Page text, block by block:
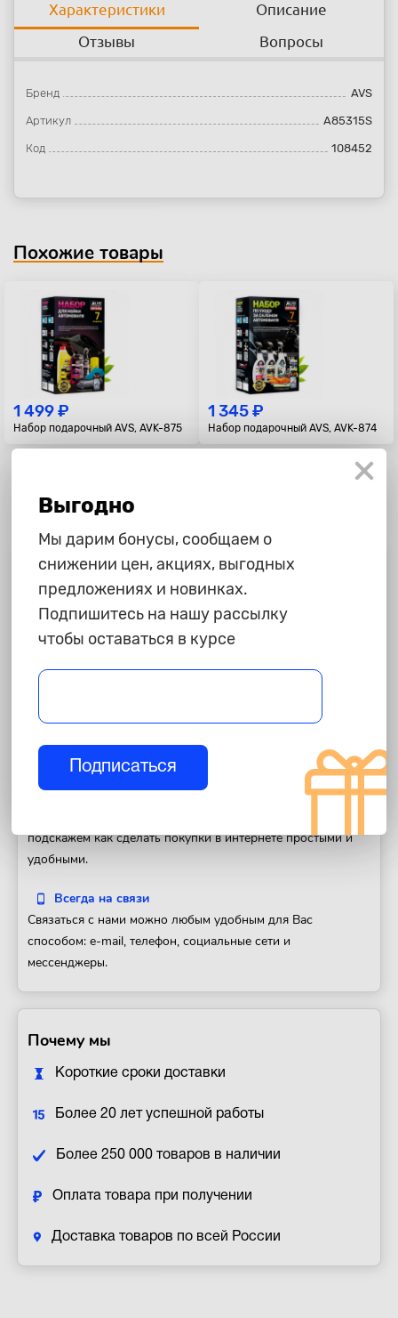
Характеристики
Описание
Отзывы
Вопросы
Бренд AVS
Артикул A85315S
Код 108452
Похожие товары
1 499 ₽
Набор подарочный AVS, AVK-875
1 345 ₽
Набор подарочный AVS, AVK-874
Полезная информация
Доставка
Доставим Ваш заказ в любой регион России. Отправка
товара в день оформления заказа.
Мы гордимся безупречной репутацией нашего магазина.
его на другой товар или вернуть деньги.
Как заказать
подскажем как сделать покупки в интернете простыми и
удобными.
Всегда на связи
Связаться с нами можно любым удобным для Вас
способом: e-mail, телефон, социальные сети и
мессенджеры.
Почему мы
Короткие сроки доставки
Более 20 лет успешной работы
Более 250 000 товаров в наличии
Оплата товара при получении
Доставка товаров по всей России
Выгодно
Мы дарим бонусы, сообщаем о
снижении цен, акциях, выгодных
предложениях и новинках.
Подпишитесь на нашу рассылку
чтобы оставаться в курсе
Подписаться